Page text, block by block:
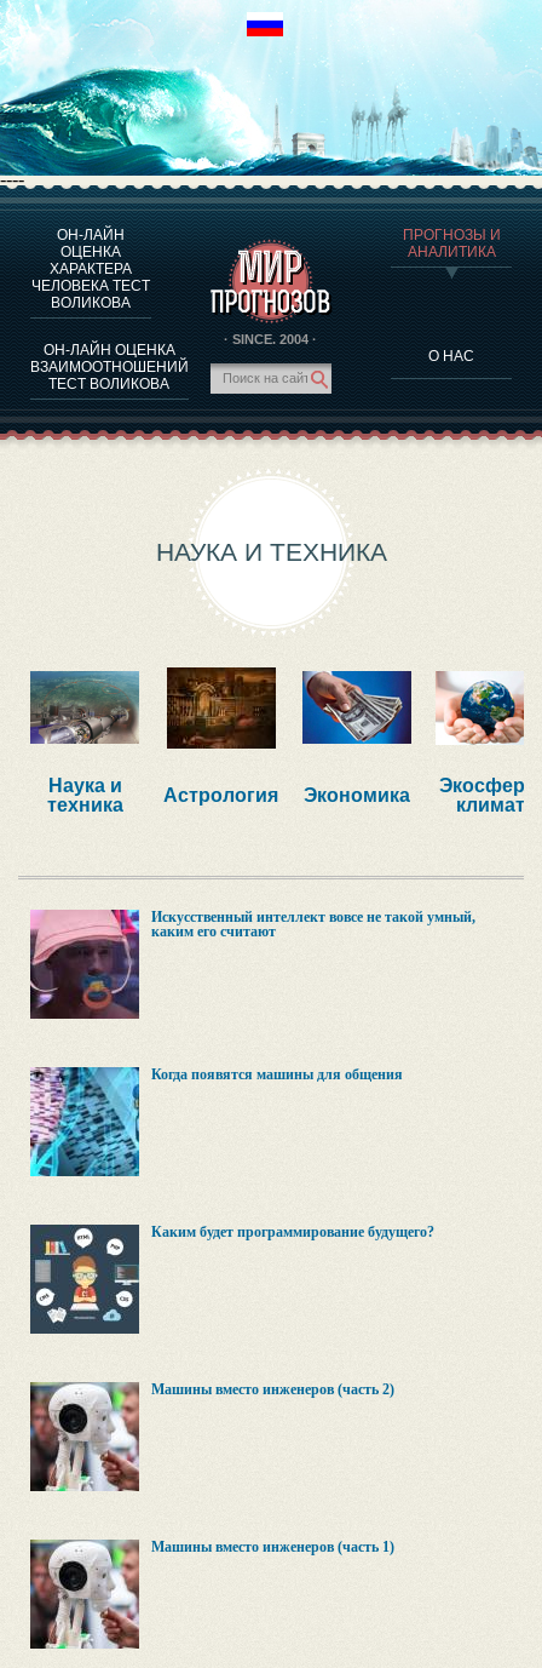
----
ОН-ЛАЙН
ОЦЕНКА
ХАРАКТЕРА
ЧЕЛОВЕКА ТЕСТ
ВОЛИКОВА
ОН-ЛАЙН ОЦЕНКА
ВЗАИМООТНОШЕНИЙ
ТЕСТ ВОЛИКОВА
· SINCE. 2004 ·
ПРОГНОЗЫ И
АНАЛИТИКА
О НАС
О ПРОГРАММЕ
ОЦЕНКА ХАРАКТЕРA ЧЕЛОВЕКА
ОЦЕНКА ХАРАКТЕРА ВЫДАЮЩИХСЯ ЛИЧНОСТЕЙ
О ПРОГРАММЕ
ТЕСТ НА СОВМЕСТИМОСТЬ ВОЛИКОВА
ПРОГНОЗЫ И АНАЛИТИКА
НАУКА И ТЕХНИКА
Наука и
техника
Астрология Экономика
Экосфера,
климат
Искусственный интеллект вовсе не такой умный,
каким его считают
Когда появятся машины для общения
Каким будет программирование будущего?
Машины вместо инженеров (часть 2)
Машины вместо инженеров (часть 1)